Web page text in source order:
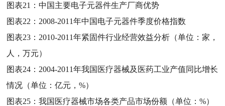
图表21：中国主要电子元器件生产厂商优势
图表22： 2008-2011年中国电子元器件季度价格指数
图表23： 2010-2011年紧固件行业经营效益分析（单位：家，
人，万元）
图表24： 2004-2011年我国医疗器械及医药工业产值同比增长
情况（单位：亿元，%）
图表25：我国医疗器械市场各类产品市场份额（单位：%）